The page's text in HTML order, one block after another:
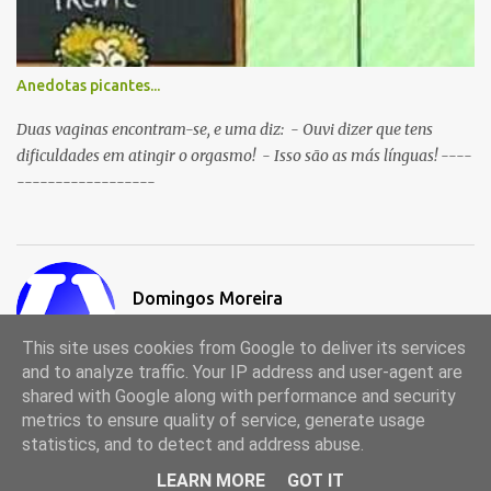
Anedotas picantes...
Duas vaginas encontram-se, e uma diz: - Ouvi dizer que tens
dificuldades em atingir o orgasmo! - Isso são as más línguas! ----
------------------
Domingos Moreira
Com tecnologia do Blogger
© 1998-2024, Portal de Anedotas (anedotas.ix.pt)
This site uses cookies from Google to deliver its services
and to analyze traffic. Your IP address and user-agent are
shared with Google along with performance and security
metrics to ensure quality of service, generate usage
statistics, and to detect and address abuse.
LEARN MORE
GOT IT